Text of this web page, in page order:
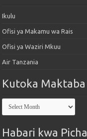
Ikulu
Ofisi ya Makamu wa Rais
Ofisi ya Waziri Mkuu
Air Tanzania
Kutoka Maktaba
Kutoka
Maktaba
Habari kwa Picha